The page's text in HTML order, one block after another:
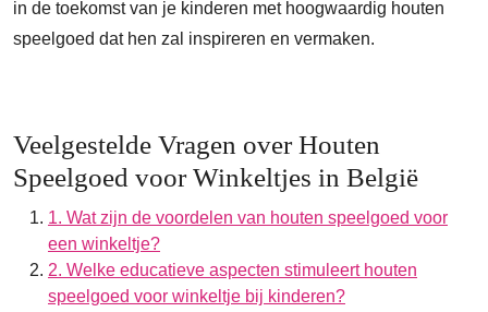
in de toekomst van je kinderen met hoogwaardig houten
speelgoed dat hen zal inspireren en vermaken.
Veelgestelde Vragen over Houten
Speelgoed voor Winkeltjes in België
1. Wat zijn de voordelen van houten speelgoed voor
een winkeltje?
2. Welke educatieve aspecten stimuleert houten
speelgoed voor winkeltje bij kinderen?